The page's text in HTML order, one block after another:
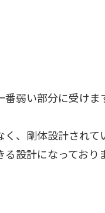
弱い部分に受け
、剛体設計されて
設計になっており